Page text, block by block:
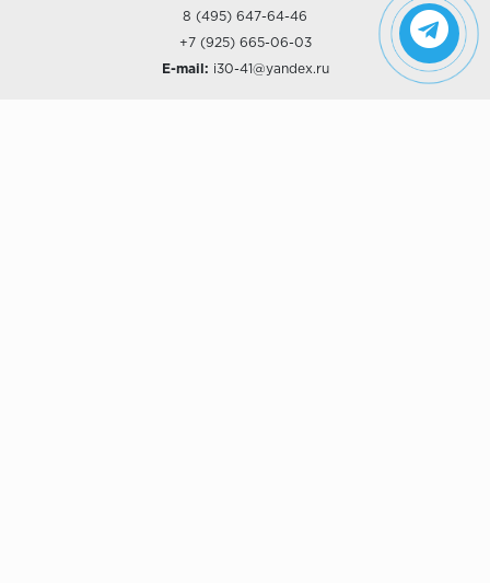
8 (495) 647-64-46
+7 (925) 665-06-03
E-mail: i30-41@yandex.ru